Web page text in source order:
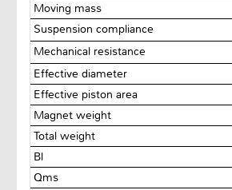
Moving mass
Suspension compliance
Mechanical resistance
Effective diameter
Effective piston area
Magnet weight
Total weight
Bl
Qms